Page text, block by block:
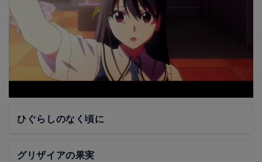
ひぐらしのなく頃に
グリザイアの果実